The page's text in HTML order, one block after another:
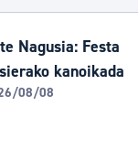
Nagusia: Festa
kanoikada
08/08